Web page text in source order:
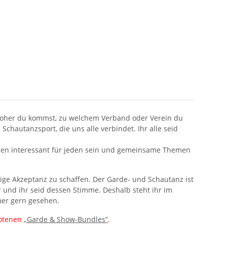
du kommst, zu welchem Verband oder Verein du
die uns alle verbindet. Ihr alle seid
interessant für jeden sein und gemeinsame Themen
Akzeptanz zu schaffen. Der Garde- und Schautanz ist
ihr seid dessen Stimme. Deshalb steht ihr im
gern gesehen.
„Garde & Show-Bundles”.